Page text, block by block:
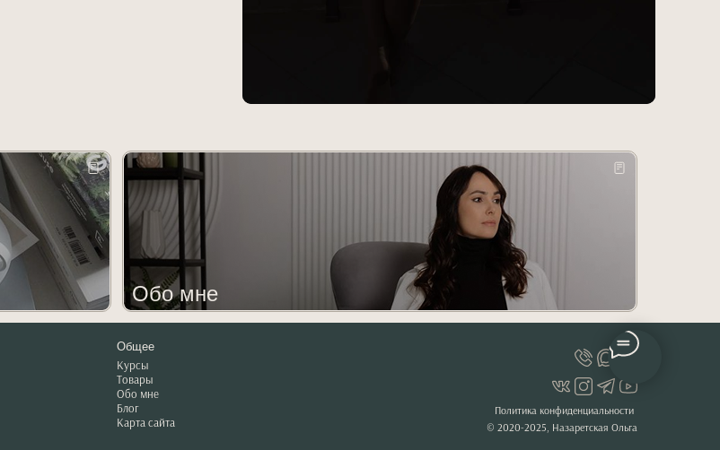
Обо мне
Общее
Курсы
Товары
Обо мне
Блог
Карта сайта
Политика конфиденциальности
© 2020-2025, Назаретская Ольга